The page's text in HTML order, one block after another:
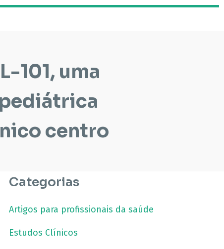
101, uma
centro
Categorias
Artigos para profissionais da saúde
Estudos Clínicos